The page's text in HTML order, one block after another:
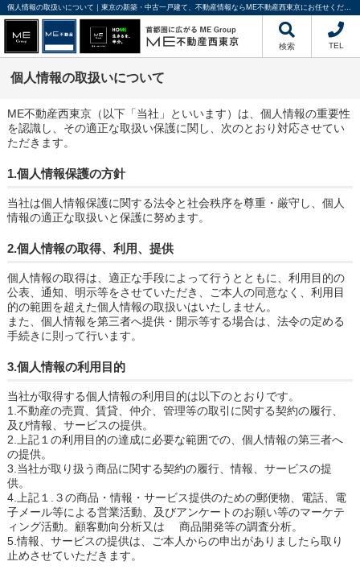
個人情報の取扱いについて｜東京の新築・中古一戸建て、不動産情報ならME不動産西東京にお任せください
検索 TEL
個人情報の取扱いについて
ME不動産西東京（以下「当社」といいます）は、個人情報の重要性
を認識し、その適正な取扱い保護に関し、次のとおり対応させてい
ただきます。
1.個人情報保護の方針
当社は個人情報保護に関する法令と社会秩序を尊重・厳守し、個人
情報の適正な取扱いと保護に努めます。
2.個人情報の取得、利用、提供
個人情報の取得は、適正な手段によって行うとともに、利用目的の
公表、通知、明示等をさせていただき、ご本人の同意なく、利用目
的の範囲を超えた個人情報の取扱いはいたしません。
また、個人情報を第三者へ提供・開示等する場合は、法令の定める
手続きに則って行います。
3.個人情報の利用目的
当社が取得する個人情報の利用目的は以下のとおりです。
1.不動産の売買、賃貸、仲介、管理等の取引に関する契約の履行、
及び情報、サービスの提供。
2.上記１の利用目的の達成に必要な範囲での、個人情報の第三者へ
の提供。
3.当社が取り扱う商品に関する契約の履行、情報、サービスの提
供。
4.上記１.３の商品・情報・サービス提供のための郵便物、電話、電
子メール等による営業活動、及びアンケートのお願い等のマーケテ
ィング活動。顧客動向分析又は 商品開発等の調査分析。
5.情報、サービスの提供は、ご本人からの申出がありましたら取り
止めさせていただきます。